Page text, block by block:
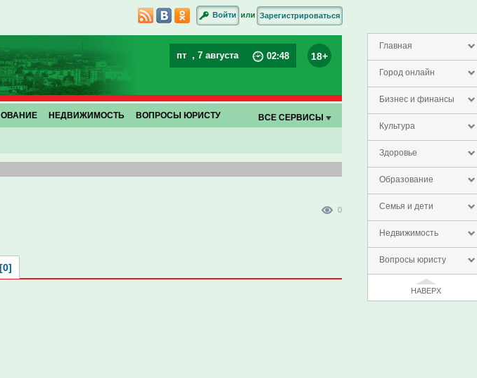
Главная
Город онлайн
Бизнес и финансы
Культура
Здоровье
Образование
Семья и дети
Недвижимость
Вопросы юристу
НАВЕРХ
Войти или Зарегистрироваться
пт , 7 августа 02:48 18+
НЕДВИЖИМОСТЬ ВОПРОСЫ ЮРИСТУ ВСЕ СЕРВИСЫ
0